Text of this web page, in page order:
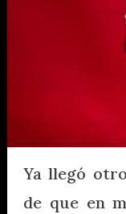
Ya llegó
de que en